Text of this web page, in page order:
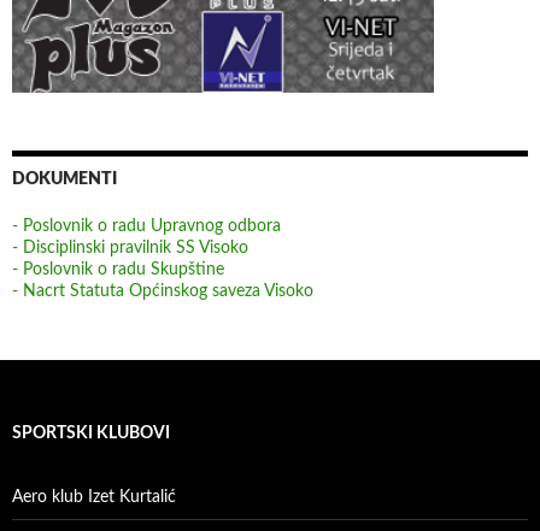
DOKUMENTI
- Poslovnik o radu Upravnog odbora
- Disciplinski pravilnik SS Visoko
- Poslovnik o radu Skupštine
- Nacrt Statuta Općinskog saveza Visoko
SPORTSKI KLUBOVI
Aero klub Izet Kurtalić